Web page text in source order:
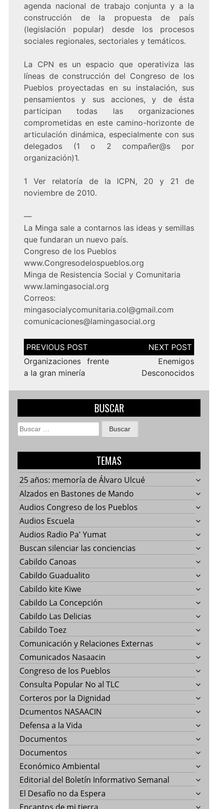
agenda nacional de trabajo conjunta y a la
construcción de la propuesta de país
(legislación popular) desde los procesos
sociales regionales, sectoriales y temáticos.
La CPN es un espacio que operativiza las
líneas de construcción del Congreso de los
Pueblos proyectadas en su instalación, sus
pensamientos y sus acciones, y de ésta
participan todas las organizaciones
comprometidas en este camino-horizonte de
articulación dinámica, especialmente con sus
delegados (1 o 2 compañer@s por
organización)1.
1 Ver relatoría de la ICPN, 20 y 21 de
noviembre de 2010.
—
La Minga sale a contarnos las ideas y semillas
que fundaran un nuevo país.
Congreso de los Pueblos
www.Congresodelospueblos.org
Minga de Resistencia Social y Comunitaria
www.lamingasocial.org
Correos:
mingasocialycomunitaria.col@gmail.com
comunicaciones@lamingasocial.org
Navegación
de
entradas
Organizaciones frente
a la gran minería
Enemigos
Desconocidos
BUSCAR
Buscar:
TEMAS
25 años: memoría de Álvaro Ulcué
Alzados en Bastones de Mando
Audios Congreso de los Pueblos
Audios Escuela
Audios Radio Pa' Yumat
Buscan silenciar las conciencias
Cabildo Canoas
Cabildo Guadualito
Cabildo kite Kiwe
Cabildo La Concepción
Cabildo Las Delicias
Cabildo Toez
Comunicación y Relaciones Externas
Comunicados Nasaacin
Congreso de los Pueblos
Consulta Popular No al TLC
Corteros por la Dignidad
Dcumentos NASAACIN
Defensa a la Vida
Documentos
Documentos
Económico Ambiental
Editorial del Boletín Informativo Semanal
El Desafío no da Espera